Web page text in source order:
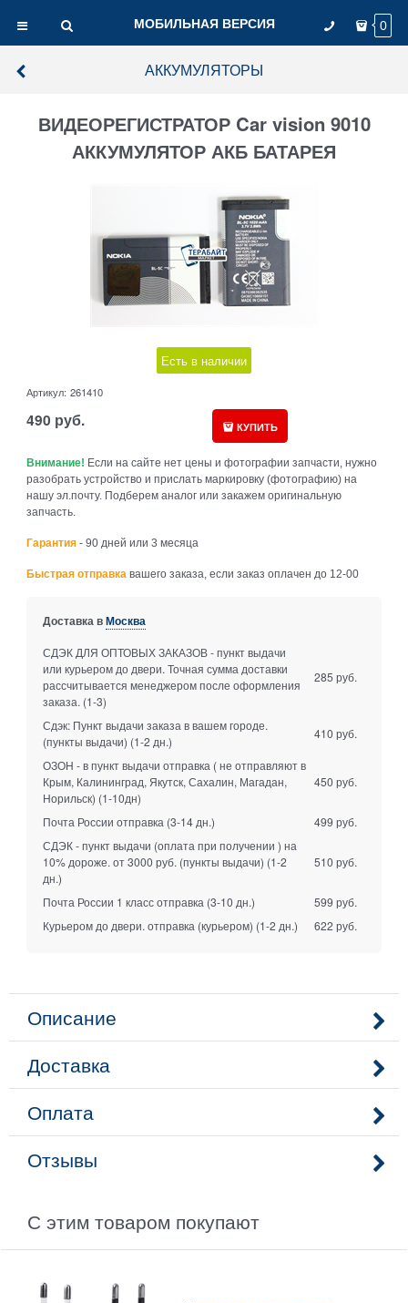
МОБИЛЬНАЯ ВЕРСИЯ 0
АККУМУЛЯТОРЫ
ВИДЕОРЕГИСТРАТОР Car vision 9010
АККУМУЛЯТОР АКБ БАТАРЕЯ
Есть в наличии
Артикул: 261410
490 руб. КУПИТЬ
Внимание! Если на сайте нет цены и фотографии запчасти, нужно
разобрать устройство и прислать маркировку (фотографию) на
нашу эл.почту. Подберем аналог или закажем оригинальную
запчасть.
Гарантия - 90 дней или 3 месяца
Быстрая отправка вашего заказа, если заказ оплачен до 12-00
Доставка вМосква
СДЭК ДЛЯ ОПТОВЫХ ЗАКАЗОВ - пункт выдачи
или курьером до двери. Точная сумма доставки
рассчитывается менеджером после оформления
заказа. (1-3)
285 руб.
Сдэк: Пункт выдачи заказа в вашем городе.
(пункты выдачи) (1-2 дн.)
410 руб.
ОЗОН - в пункт выдачи отправка ( не отправляют в
Крым, Калининград, Якутск, Сахалин, Магадан,
Норильск) (1-10дн)
450 руб.
Почта России отправка (3-14 дн.)
499 руб.
СДЭК - пункт выдачи (оплата при получении ) на
10% дороже. от 3000 руб. (пункты выдачи) (1-2
дн.)
510 руб.
Почта России 1 класс отправка (3-10 дн.)
599 руб.
Курьером до двери. отправка (курьером) (1-2 дн.) 622 руб.
Описание
Доставка
Оплата
Отзывы
С этим товаром покупают